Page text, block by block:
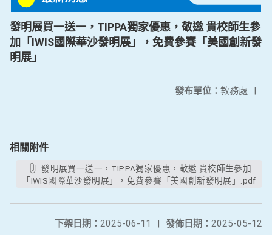
發明展買一送一，TIPPA獨家優惠，敬邀 貴校師生參
加「IWIS國際華沙發明展」，免費參賽「美國創新發
明展」
發布單位： 教務處 |
相關附件
發明展買一送一，TIPPA獨家優惠，敬邀 貴校師生參加
「IWIS國際華沙發明展」，免費參賽「美國創新發明展」.pdf
發佈日期： 2025-05-12
下架日期： 2025-06-11
|